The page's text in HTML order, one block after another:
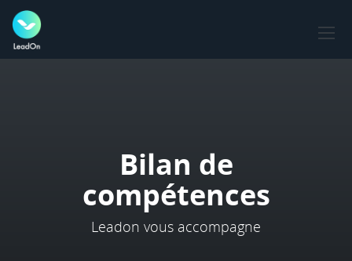
Bilan de
compétences
Leadon vous accompagne